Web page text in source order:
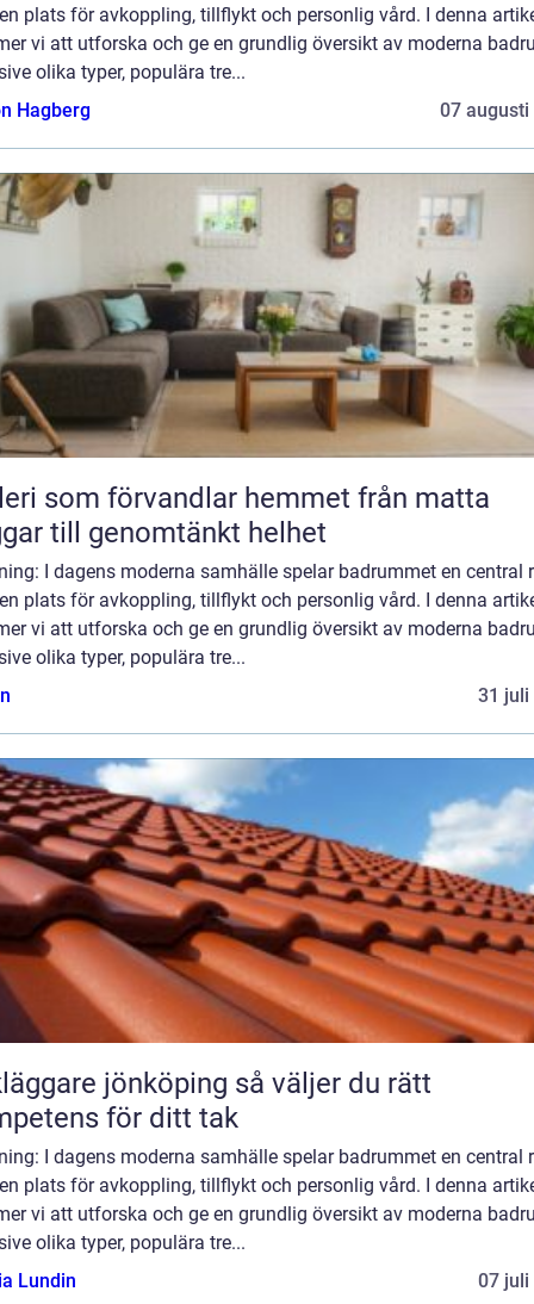
plats för avkoppling, tillflykt och personlig vård. I denna
vi att utforska och ge en grundlig översikt av moderna
olika typer, populära tre...
Hagberg
07 augusti
som förvandlar hemmet från matta
till genomtänkt helhet
I dagens moderna samhälle spelar badrummet en central
plats för avkoppling, tillflykt och personlig vård. I denna
vi att utforska och ge en grundlig översikt av moderna
olika typer, populära tre...
31 juli
jönköping så väljer du rätt
för ditt tak
I dagens moderna samhälle spelar badrummet en central
plats för avkoppling, tillflykt och personlig vård. I denna
vi att utforska och ge en grundlig översikt av moderna
olika typer, populära tre...
Lundin
07 juli